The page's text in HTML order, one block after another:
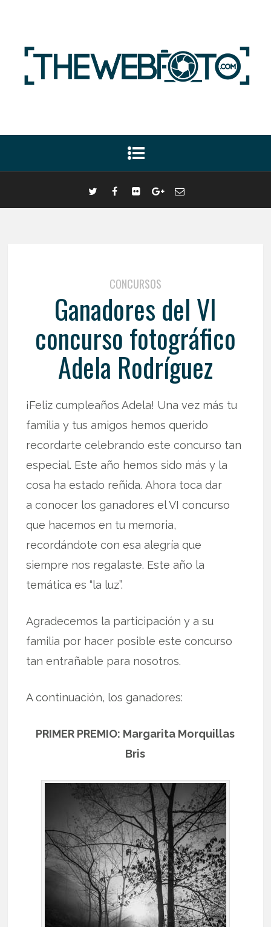
CONCURSOS
Ganadores del VI
concurso fotográfico
Adela Rodríguez
¡Feliz cumpleaños Adela! Una vez más tu
familia y tus amigos hemos querido
recordarte celebrando este concurso tan
especial. Este año hemos sido más y la
cosa ha estado reñida. Ahora toca dar
a conocer los ganadores el VI concurso
que hacemos en tu memoria,
recordándote con esa alegría que
siempre nos regalaste. Este año la
temática es “la luz”.
Agradecemos la participación y a su
familia por hacer posible este concurso
tan entrañable para nosotros.
A continuación, los ganadores:
PRIMER PREMIO: Margarita Morquillas
Bris